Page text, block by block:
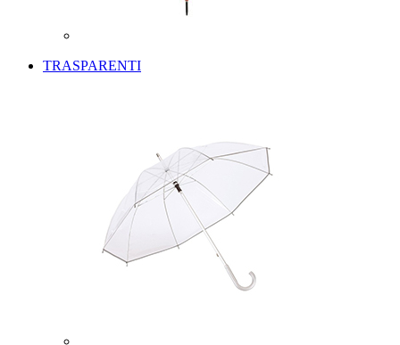
TRASPARENTI